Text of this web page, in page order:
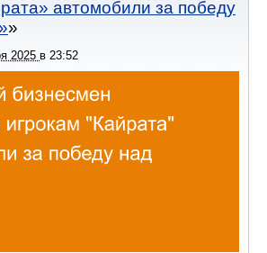
автомобили за победу
2025 в 23:52